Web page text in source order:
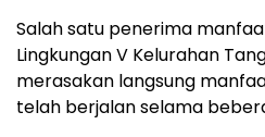
Salah satu penerima
Lingkungan V Kelurahan
merasakan langsung
telah berjalan selama